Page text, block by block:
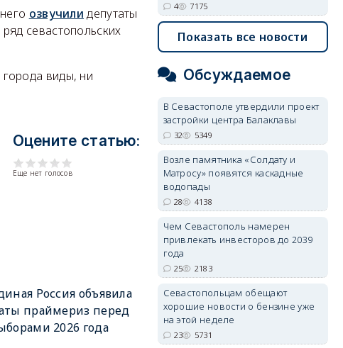
озвучили депутаты
севастопольских
виды, ни
Оцените статью:
Еще нет голосов
Россия объявила
праймериз перед
2026 года
4 7175
Показать все новости
Обсуждаемое
В Севастополе утвердили проект
застройки центра Балаклавы
32 5349
Возле памятника «Солдату и
Матросу» появятся каскадные
водопады
28 4138
Чем Севастополь намерен
привлекать инвесторов до 2039
года
25 2183
Севастопольцам обещают
хорошие новости о бензине уже
на этой неделе
23 5731